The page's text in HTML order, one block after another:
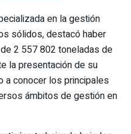
en la gestión
sólidos, destacó haber
2 557 802 toneladas de
la presentación de su
a conocer los principales
ámbitos de gestión en